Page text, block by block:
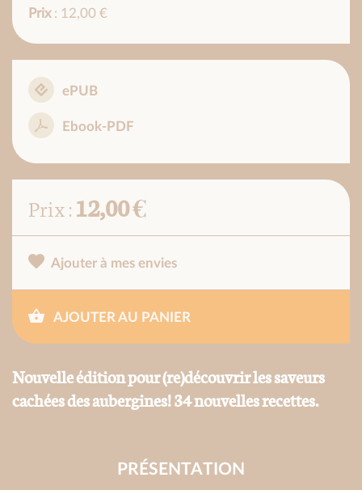
Prix: 12,00 €
ePUB
Ebook-PDF
Prix :12,00 €
Ajouter à mes envies
AJOUTER AU PANIER
Nouvelle édition pour (re)découvrir les saveurs
cachées des aubergines! 34 nouvelles recettes.
PRÉSENTATION